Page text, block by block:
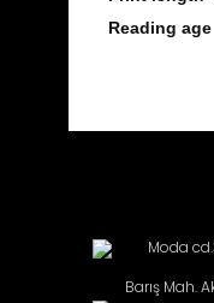
Görüş ve
Ürün resmi
Ürün
Ürün fiyatı
Moda
Barış Mah.